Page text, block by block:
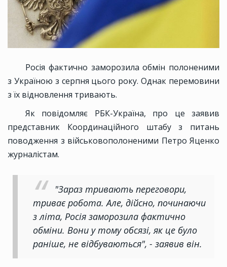
Росія фактично заморозила обмін полоненими
з Україною з серпня цього року. Однак перемовини
з їх відновлення тривають.
Як повідомляє РБК-Україна, про це заявив
представник Координаційного штабу з питань
поводження з військовополоненими Петро Яценко
журналістам.
"Зараз тривають переговори,
триває робота. Але, дійсно, починаючи
з літа, Росія заморозила фактично
обміни. Вони у тому обсязі, як це було
раніше, не відбуваються", - заявив він.